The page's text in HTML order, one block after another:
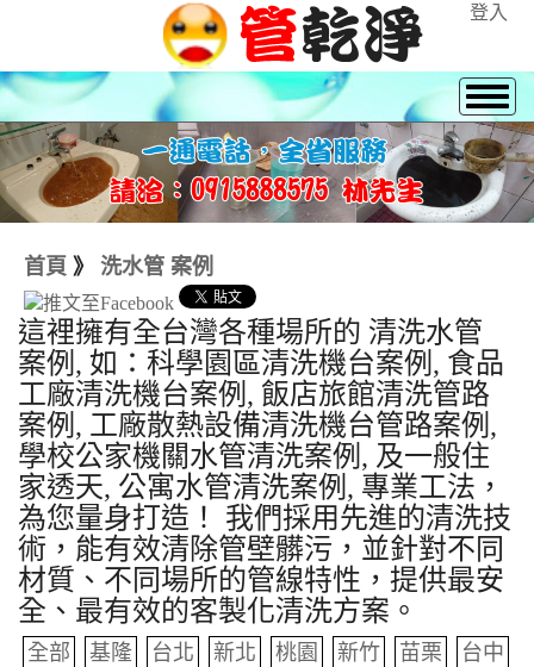
登入
首頁 》 洗水管 案例
這裡擁有全台灣各種場所的 清洗水管
案例, 如：科學園區清洗機台案例, 食品
工廠清洗機台案例, 飯店旅館清洗管路
案例, 工廠散熱設備清洗機台管路案例,
學校公家機關水管清洗案例, 及一般住
家透天, 公寓水管清洗案例, 專業工法，
為您量身打造！ 我們採用先進的清洗技
術，能有效清除管壁髒污，並針對不同
材質、不同場所的管線特性，提供最安
全、最有效的客製化清洗方案。
全部 基隆 台北 新北 桃園 新竹 苗栗
台中